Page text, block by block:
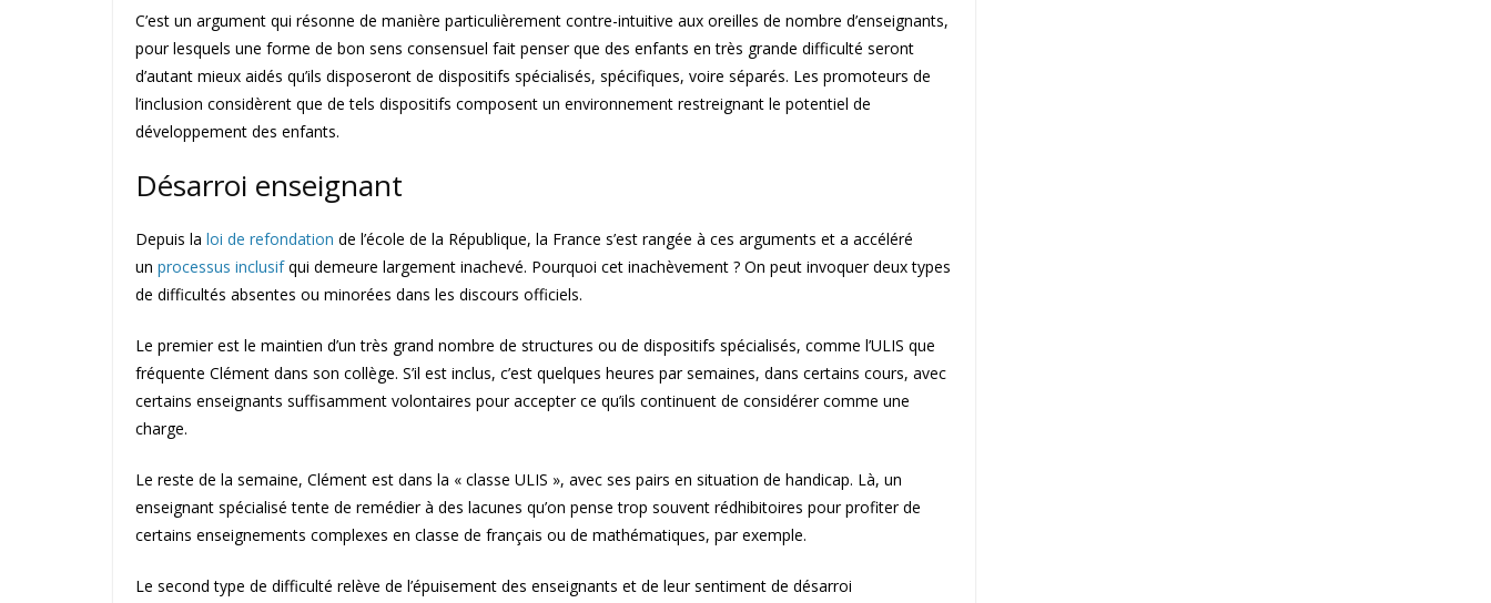
C’est un argument qui résonne de manière particulièrement contre-intuitive aux oreilles de nombre d’enseignants,
pour lesquels une forme de bon sens consensuel fait penser que des enfants en très grande difficulté seront
d’autant mieux aidés qu’ils disposeront de dispositifs spécialisés, spécifiques, voire séparés. Les promoteurs de
l’inclusion considèrent que de tels dispositifs composent un environnement restreignant le potentiel de
développement des enfants.
Désarroi enseignant
Depuis la loi de refondation de l’école de la République, la France s’est rangée à ces arguments et a accéléré
un processus inclusifqui demeure largement inachevé. Pourquoi cet inachèvement ? On peut invoquer deux types
de difficultés absentes ou minorées dans les discours officiels.
Le premier est le maintien d’un très grand nombre de structures ou de dispositifs spécialisés, comme l’ULIS que
fréquente Clément dans son collège. S’il est inclus, c’est quelques heures par semaines, dans certains cours, avec
certains enseignants suffisamment volontaires pour accepter ce qu’ils continuent de considérer comme une
charge.
Le reste de la semaine, Clément est dans la « classe ULIS », avec ses pairs en situation de handicap. Là, un
enseignant spécialisé tente de remédier à des lacunes qu’on pense trop souvent rédhibitoires pour profiter de
certains enseignements complexes en classe de français ou de mathématiques, par exemple.
Le second type de difficulté relève de l’épuisement des enseignants et de leur sentiment de désarroi